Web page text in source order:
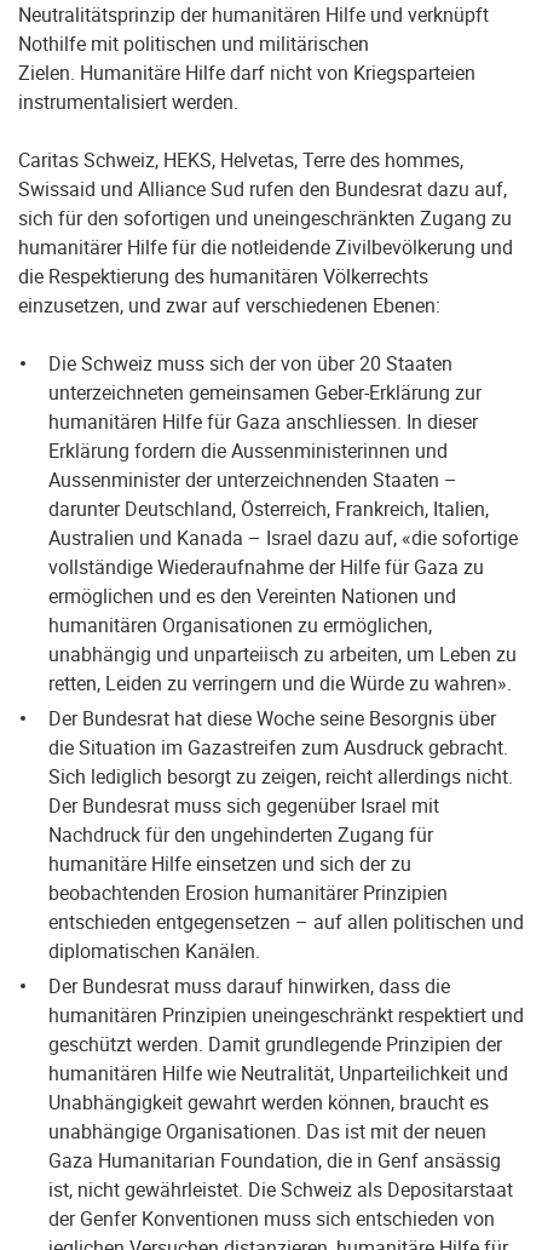
Neutralitätsprinzip der humanitären Hilfe und verknüpft
Nothilfe mit politischen und militärischen
Zielen. Humanitäre Hilfe darf nicht von Kriegsparteien
instrumentalisiert werden.
Caritas Schweiz, HEKS, Helvetas, Terre des hommes,
Swissaid und Alliance Sud rufen den Bundesrat dazu auf,
sich für den sofortigen und uneingeschränkten Zugang zu
humanitärer Hilfe für die notleidende Zivilbevölkerung und
die Respektierung des humanitären Völkerrechts
einzusetzen, und zwar auf verschiedenen Ebenen:
Die Schweiz muss sich der von über 20 Staaten
unterzeichneten gemeinsamen Geber-Erklärung zur
humanitären Hilfe für Gaza anschliessen. In dieser
Erklärung fordern die Aussenministerinnen und
Aussenminister der unterzeichnenden Staaten –
darunter Deutschland, Österreich, Frankreich, Italien,
Australien und Kanada – Israel dazu auf, «die sofortige
vollständige Wiederaufnahme der Hilfe für Gaza zu
ermöglichen und es den Vereinten Nationen und
humanitären Organisationen zu ermöglichen,
unabhängig und unparteiisch zu arbeiten, um Leben zu
retten, Leiden zu verringern und die Würde zu wahren».
Der Bundesrat hat diese Woche seine Besorgnis über
die Situation im Gazastreifen zum Ausdruck gebracht.
Sich lediglich besorgt zu zeigen, reicht allerdings nicht.
Der Bundesrat muss sich gegenüber Israel mit
Nachdruck für den ungehinderten Zugang für
humanitäre Hilfe einsetzen und sich der zu
beobachtenden Erosion humanitärer Prinzipien
entschieden entgegensetzen – auf allen politischen und
diplomatischen Kanälen.
Der Bundesrat muss darauf hinwirken, dass die
humanitären Prinzipien uneingeschränkt respektiert und
geschützt werden. Damit grundlegende Prinzipien der
humanitären Hilfe wie Neutralität, Unparteilichkeit und
Unabhängigkeit gewahrt werden können, braucht es
unabhängige Organisationen. Das ist mit der neuen
Gaza Humanitarian Foundation, die in Genf ansässig
ist, nicht gewährleistet. Die Schweiz als Depositarstaat
der Genfer Konventionen muss sich entschieden von